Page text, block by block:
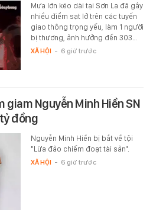
Mưa lớn kéo dài tại Sơn La đã gây
nhiều điểm sạt lở trên các tuyến
giao thông trọng yếu, làm 1 người
bị thương, ảnh hưởng đến 303…
XÃ HỘI - 6 giờ trước
giam Nguyễn Minh Hiền SN
đồng
Nguyễn Minh Hiền bị bắt về tội
"Lừa đảo chiếm đoạt tài sản".
XÃ HỘI - 6 giờ trước